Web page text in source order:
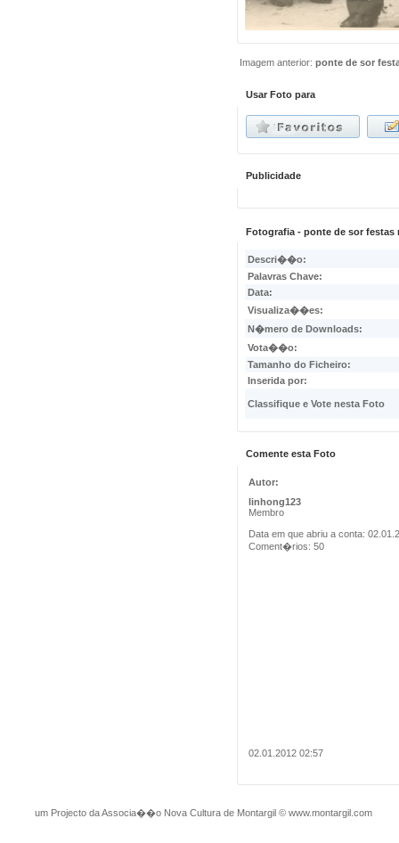
Imagem anterior:ponte de sor
Usar Foto para
Publicidade
Fotografia - ponte de sor
Descri��o:
Palavras Chave:
Data:
Visualiza��es:
N�mero de Downloads:
Vota��o:
Tamanho do Ficheiro:
Inserida por:
Classifique e Vote nesta Foto
Comente esta Foto
Autor:
linhong123
Membro
Data em que abriu a conta:
Coment�rios: 50
02.01.2012 02:57
um Projecto da Associa��o Nova Cultura de Montargil©www.montargil.com